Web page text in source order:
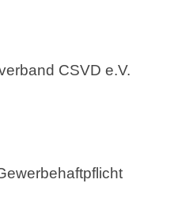
CSVD e.V.